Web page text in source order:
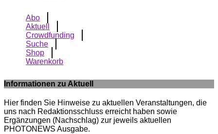
Abo
Aktuell
Crowdfunding
Suche
Shop
Warenkorb
Informationen zu Aktuell
Hier finden Sie Hinweise zu aktuellen Veranstaltungen, die
uns nach Redaktionsschluss erreicht haben sowie
Ergänzungen (Nachschlag) zur jeweils aktuellen
PHOTONEWS Ausgabe.